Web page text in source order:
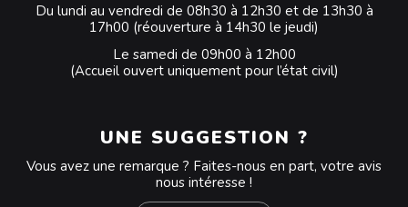
Du lundi au vendredi de 08h30 à 12h30 et de 13h30 à
17h00 (réouverture à 14h30 le jeudi)
Le samedi de 09h00 à 12h00
(Accueil ouvert uniquement pour l’état civil)
UNE SUGGESTION ?
Vous avez une remarque ? Faites-nous en part, votre avis
nous intéresse !